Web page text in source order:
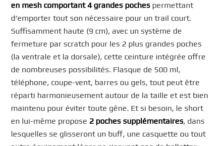
en mesh comportant 4 grandes poches permettant
d’emporter tout son nécessaire pour un trail court.
Suffisamment haute (9 cm), avec un système de
fermeture par scratch pour les 2 plus grandes poches
(la ventrale et la dorsale), cette ceinture intégrée offre
de nombreuses possibilités. Flasque de 500 ml,
téléphone, coupe-vent, barres ou gels, tout peut être
réparti harmonieusement autour de la taille et est bien
maintenu pour éviter toute gêne. Et si besoin, le short
en lui-même propose 2 poches supplémentaires, dans
lesquelles se glisseront un buff, une casquette ou tout